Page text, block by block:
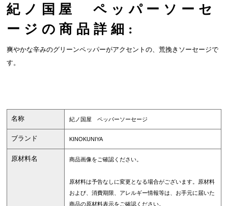
紀ノ国屋 ペッパーソーセ
ージの商品詳細:
爽やかな辛みのグリーンペッパーがアクセントの、荒挽きソーセージで
す。
名称 紀ノ国屋 ペッパーソーセージ
ブランド KINOKUNIYA
原材料名 商品画像をご確認ください。
原材料は予告なしに変更となる場合がございます。原材料
および、消費期限、アレルギー情報等は、お手元に届いた
商品の原材料表示をご確認ください。